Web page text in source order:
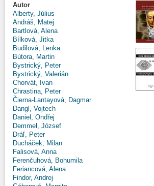
Autor
Alberty, Július
Andráš, Matej
Bartlová, Alena
Bílková, Jitka
Budilová, Lenka
Bútora, Martin
Bystrický, Peter
Bystrický, Valerián
Chorvát, Ivan
Chrastina, Peter
Čierna-Lantayová, Dagmar
Dangl, Vojtech
Daniel, Ondřej
Demmel, József
Dráľ, Peter
Ducháček, Milan
Falisová, Anna
Ferenčuhová, Bohumila
Feriancová, Alena
Findor, Andrej